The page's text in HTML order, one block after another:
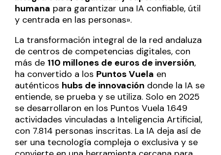
humana para garantizar una IA confiable, útil
y centrada en las personas».
La transformación integral de la red andaluza
de centros de competencias digitales, con
más de 110 millones de euros de inversión,
ha convertido a los Puntos Vuela en
auténticos hubs de innovación donde la IA se
entiende, se prueba y se utiliza. Solo en 2025
se desarrollaron en los Puntos Vuela 1.649
actividades vinculadas a Inteligencia Artificial,
con 7.814 personas inscritas. La IA deja así de
ser una tecnología compleja o exclusiva y se